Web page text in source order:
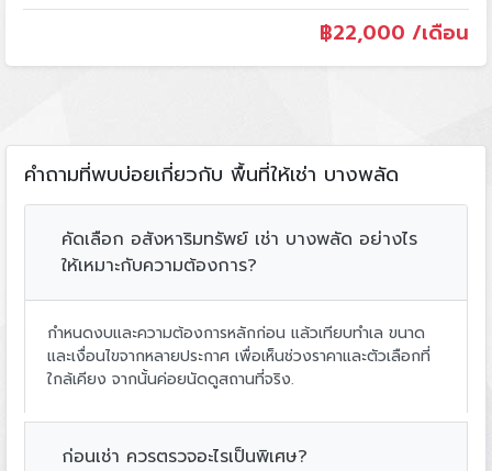
฿22,000 /เดือน
คำถามที่พบบ่อยเกี่ยวกับ พื้นที่ให้เช่า บางพลัด
คัดเลือก อสังหาริมทรัพย์ เช่า บางพลัด อย่างไร
ให้เหมาะกับความต้องการ?
กำหนดงบและความต้องการหลักก่อน แล้วเทียบทำเล ขนาด
และเงื่อนไขจากหลายประกาศ เพื่อเห็นช่วงราคาและตัวเลือกที่
ใกล้เคียง จากนั้นค่อยนัดดูสถานที่จริง.
ก่อนเช่า ควรตรวจอะไรเป็นพิเศษ?